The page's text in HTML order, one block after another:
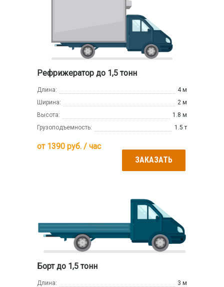
Рефрижератор до 1,5 тонн
Длина:
4 м
Ширина:
2 м
Высота:
1.8 м
Грузоподъемность:
1.5 т
от 1390 руб. / час
ЗАКАЗАТЬ
Борт до 1,5 тонн
Длина: 3 м